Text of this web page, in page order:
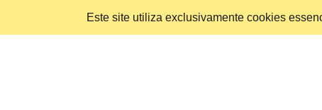
Este site utiliza exclusivamente cookies